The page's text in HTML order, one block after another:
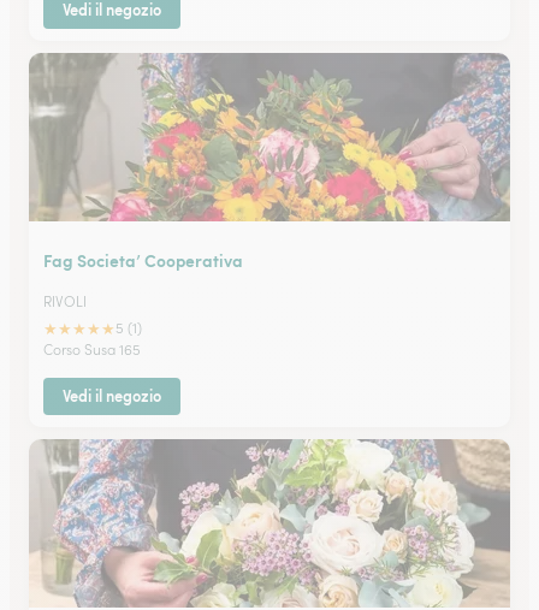
Vedi il negozio
Fag Societa’ Cooperativa
RIVOLI
★★★★★ 5 (1)
Corso Susa 165
Vedi il negozio